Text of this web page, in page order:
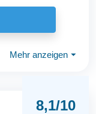
Mehr anzeigen ⏷
8,1/10